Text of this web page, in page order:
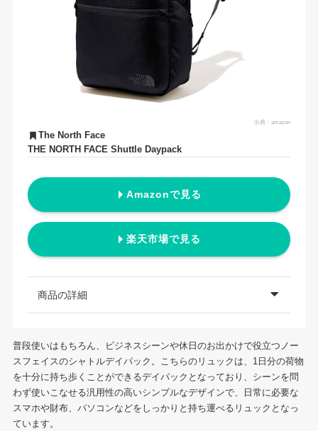
出典：amazon
The North Face
THE NORTH FACE Shuttle Daypack
Amazonで見る
楽天市場で見る
商品の詳細
普段使いはもちろん、ビジネスシーンや休日のお出かけで役立つノー
スフェイスのシャトルデイパック。こちらのリュックは、1日分の荷物
を十分に持ち歩くことができるデイパックとなっており、シーンを問
わず使いこなせる汎用性の高いシンプルなデザインで、日常に必要な
スマホや財布、パソコンなどをしっかりと持ち運べるリュックとなっ
ています。